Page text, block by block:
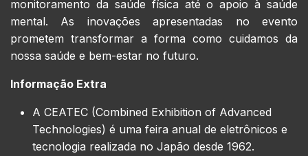
monitoramento da saúde física até o apoio à saúde
mental. As inovações apresentadas no evento
prometem transformar a forma como cuidamos da
nossa saúde e bem-estar no futuro.
Informação Extra
A CEATEC (Combined Exhibition of Advanced
Technologies) é uma feira anual de eletrônicos e
tecnologia realizada no Japão desde 1962.